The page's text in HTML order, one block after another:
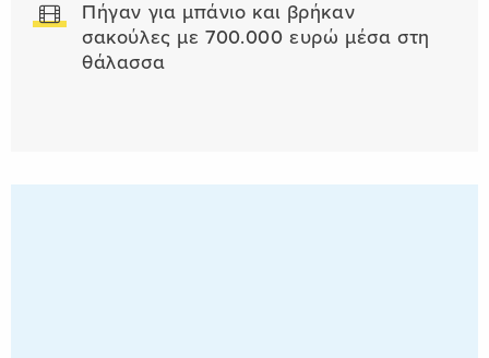
Πήγαν για μπάνιο και βρήκαν
σακούλες με 700.000 ευρώ μέσα στη
θάλασσα